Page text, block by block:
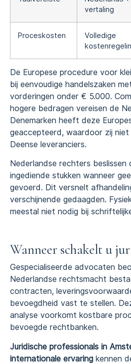
vertaling
Proceskosten
Volledige
De Europese procedure voor
bij eenvoudige handelszaken
vorderingen onder € 5.000.
hogere bedragen vereisen de
Denemarken heeft deze
geaccepteerd, waardoor zij niet
Deense leveranciers.
Nederlandse rechters beslissen
ingediende stukken wanneer
gevoerd. Dit versnelt
verschijnende gedaagden.
meestal niet nodig bij
Wanneer schakelt u
Gespecialiseerde advocaten
Nederlandse rechtsmacht
contracten,
bevoegdheid vast te stellen.
analyse voorkomt kostbare
bevoegde rechtbanken.
Juridische professionals in
internationale ervaring kennen